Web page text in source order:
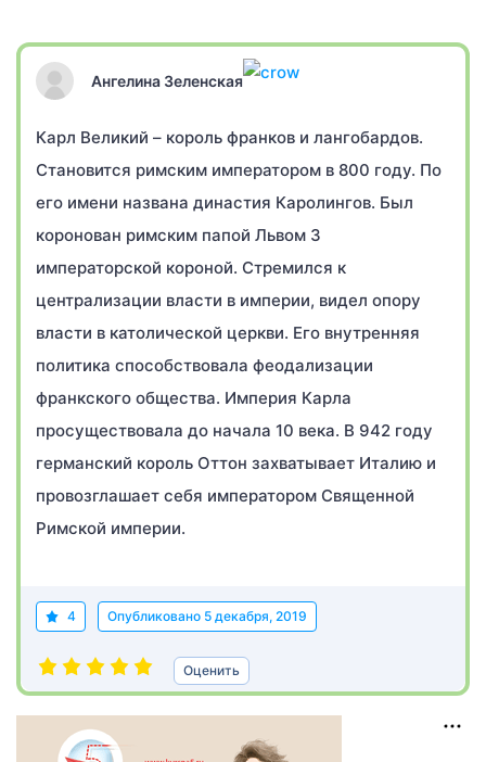
Ангелина Зеленская
Карл Великий – король франков и лангобардов.
Становится римским императором в 800 году. По
его имени названа династия Каролингов. Был
коронован римским папой Львом 3
императорской короной. Стремился к
централизации власти в империи, видел опору
власти в католической церкви. Его внутренняя
политика способствовала феодализации
франкского общества. Империя Карла
просуществовала до начала 10 века. В 942 году
германский король Оттон захватывает Италию и
провозглашает себя императором Священной
Римской империи.
4 Опубликовано 5 декабря, 2019
Оценить